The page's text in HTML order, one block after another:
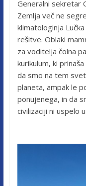
Generalni sekretar
Zemlja več ne
klimatologinja
rešitve. Oblaki
za voditelja čolna
kurikulum, ki
da smo na tem
planeta, ampak le
ponujenega, in da
civilizaciji ni uspelo